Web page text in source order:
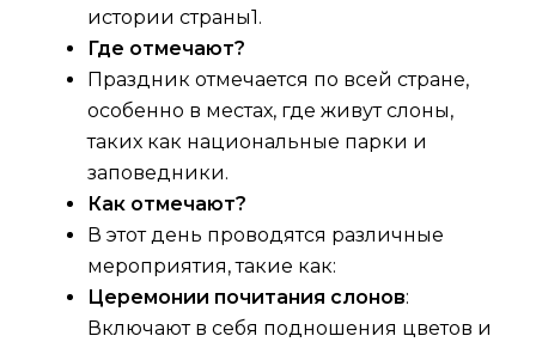
истории страны1.
Где отмечают?
Праздник отмечается по всей стране,
особенно в местах, где живут слоны,
таких как национальные парки и
заповедники.
Как отмечают?
В этот день проводятся различные
мероприятия, такие как:
Церемонии почитания слонов:
Включают в себя подношения цветов и